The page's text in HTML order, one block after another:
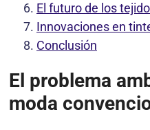
El futuro de los
Innovaciones en
Conclusión
El problema
moda